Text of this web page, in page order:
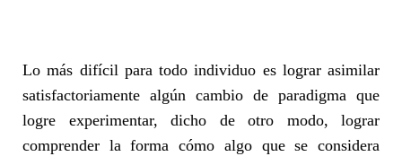
Lo más difícil para todo individuo es lograr asimilar
satisfactoriamente algún cambio de paradigma que
logre experimentar, dicho de otro modo, lograr
comprender la forma cómo algo que se considera